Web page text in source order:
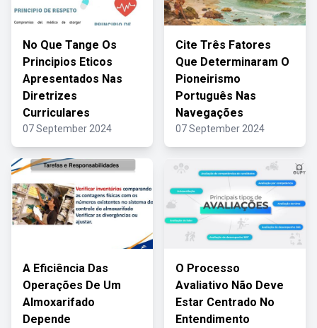
No Que Tange Os
Principios Eticos
Apresentados Nas
Diretrizes
Curriculares
07 September 2024
Cite Três Fatores
Que Determinaram O
Pioneirismo
Português Nas
Navegações
07 September 2024
A Eficiência Das
Operações De Um
Almoxarifado
Depende
O Processo
Avaliativo Não Deve
Estar Centrado No
Entendimento